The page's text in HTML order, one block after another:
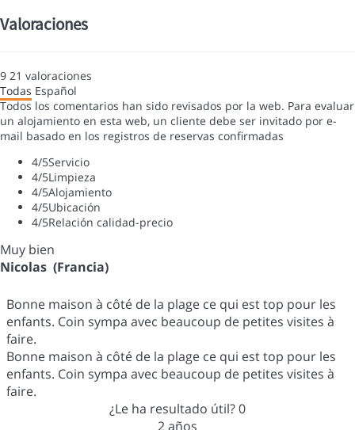
Valoraciones
9 21 valoraciones
Todas Español
Todos los comentarios han sido revisados por la web. Para evaluar
un alojamiento en esta web, un cliente debe ser invitado por e-
mail basado en los registros de reservas confirmadas
4/5Servicio
4/5Limpieza
4/5Alojamiento
4/5Ubicación
4/5Relación calidad-precio
Muy bien
Nicolas (Francia)
Bonne maison à côté de la plage ce qui est top pour les
enfants. Coin sympa avec beaucoup de petites visites à
faire.
Bonne maison à côté de la plage ce qui est top pour les
enfants. Coin sympa avec beaucoup de petites visites à
faire.
¿Le ha resultado útil?0
2 años